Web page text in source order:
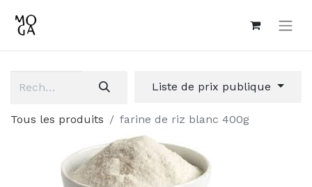
Liste de prix publique
Tous les produits farine de riz blanc 400g